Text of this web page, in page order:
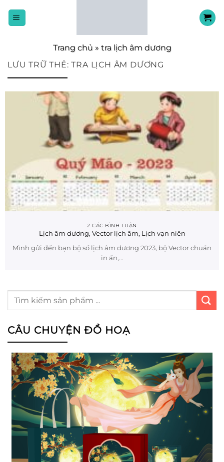
đến
Trang chủ » tra lịch âm dương
LƯU TRỮ THẺ:TRA LỊCH ÂM DƯƠNG
Lịch âm dương, Vector lịch âm, Lịch vạn niên
Mình gửi đến bạn bộ số lịch âm dương 2023, bộ Vector chuẩn
in ấn,...
2 CÁC BÌNH LUẬN
CÂU CHUYỆN ĐỒ HOẠ